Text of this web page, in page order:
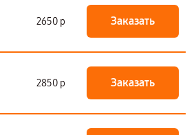
2650 р Заказать
2850 р Заказать